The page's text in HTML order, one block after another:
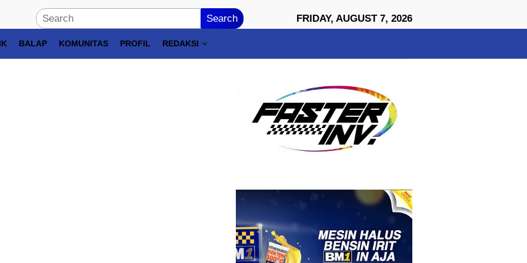
Search FRIDAY, AUGUST 7, 2026
BALAP KOMUNITAS PROFIL REDAKSI